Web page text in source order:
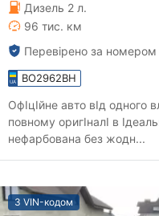
Дизель 2 л.
96 тис. км
Перевірено за
BO2962BH
ОфІцІйне авто вІд одного
повному оригІналІ в
нефарбована без жодн...
З VIN-кодом